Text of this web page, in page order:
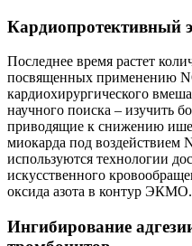
Кардиопротективный
Последнее время растет
посвященных применению
кардиохирургического
научного поиска – изучить
приводящие к снижению
миокарда под воздействием
используются технологии
искусственного
оксида азота в контур ЭКМО.
Ингибирование